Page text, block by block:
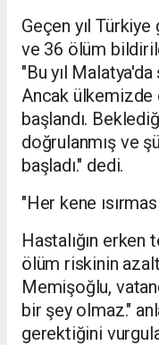
Geçen yıl
ve 36 ölüm
"Bu yıl
Ancak ülkemizde
başlandı.
doğrulanmış ve
başladı." dedi.
"Her kene
Hastalığın
ölüm riskinin
Memişoğlu,
bir şey olmaz."
gerektiğini